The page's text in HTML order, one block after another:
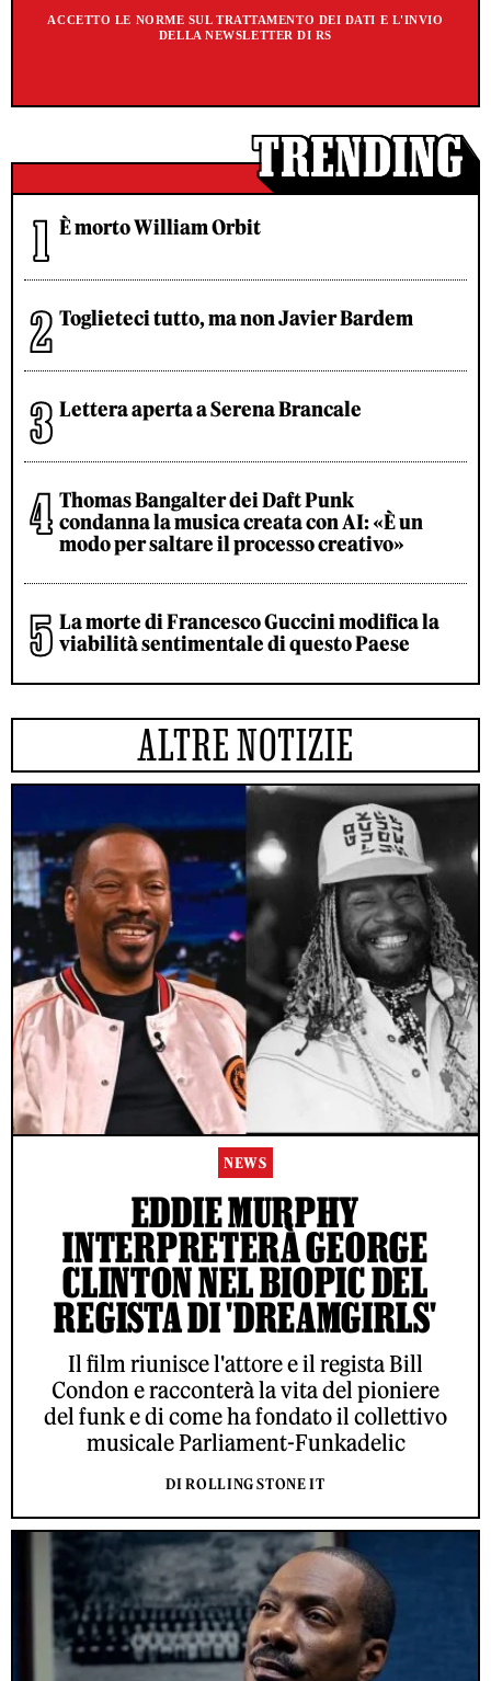
ACCETTO LE NORME SUL TRATTAMENTO DEI DATI E L'INVIO
DELLA NEWSLETTER DI RS
È morto William Orbit
Toglieteci tutto, ma non Javier Bardem
Lettera aperta a Serena Brancale
Thomas Bangalter dei Daft Punk
condanna la musica creata con AI: «È un
modo per saltare il processo creativo»
La morte di Francesco Guccini modifica la
viabilità sentimentale di questo Paese
ALTRE NOTIZIE
NEWS
EDDIE MURPHY
INTERPRETERÀ GEORGE
CLINTON NEL BIOPIC DEL
REGISTA DI 'DREAMGIRLS'
Il film riunisce l'attore e il regista Bill
Condon e racconterà la vita del pioniere
del funk e di come ha fondato il collettivo
musicale Parliament-Funkadelic
DI ROLLING STONE IT